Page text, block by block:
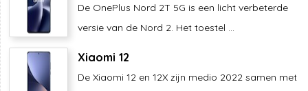
De OnePlus Nord 2T 5G is een licht verbeterde
versie van de Nord 2. Het toestel ...
Xiaomi 12
De Xiaomi 12 en 12X zijn medio 2022 samen met